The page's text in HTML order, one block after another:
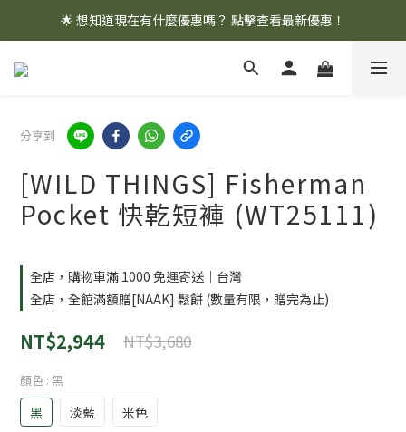
🌟 想知道現在有什麼優惠嗎？ 點擊查看最新優惠！
🌟 想知道現在有什麼優惠嗎？ 點擊查看最新優惠！
全館消費滿 $1,000 即享免運優惠
分享到
[WILD THINGS] Fisherman
Pocket 快乾短褲 (WT25111)
全店，購物車滿 1000 免運寄送｜台灣
全店，全館滿額贈[NAAK] 鬆餅 (數量有限，贈完為止)
NT$2,944 NT$3,680
顏色 : 黑
黑 淡藍 米色